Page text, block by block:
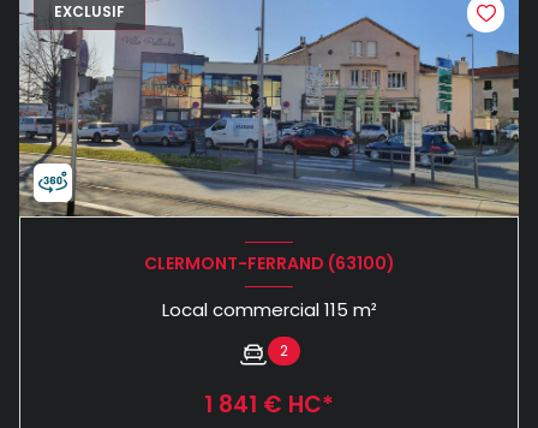
EXCLUSIF
CLERMONT-FERRAND (63100)
Local commercial 115 m²
2
1 841 € HC*